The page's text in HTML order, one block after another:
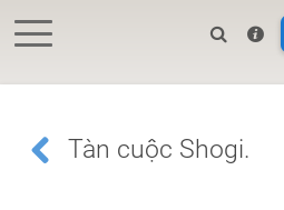
Tàn cuộc Shogi.